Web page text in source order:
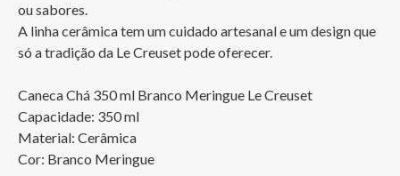
ou sabores.
A linha cerâmica tem um cuidado artesanal e um design que
só a tradição da Le Creuset pode oferecer.
Caneca Chá 350 ml Branco Meringue Le Creuset
Capacidade: 350 ml
Material: Cerâmica
Cor: Branco Meringue